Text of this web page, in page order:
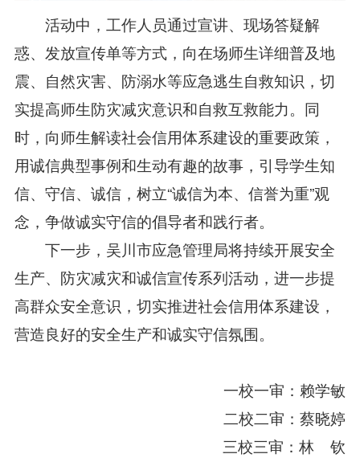
活动中，工作人员通过宣讲、现场答疑解
惑、发放宣传单等方式，向在场师生详细普及地
震、自然灾害、防溺水等应急逃生自救知识，切
实提高师生防灾减灾意识和自救互救能力。同
时，向师生解读社会信用体系建设的重要政策，
用诚信典型事例和生动有趣的故事，引导学生知
信、守信、诚信，树立“诚信为本、信誉为重”观
念，争做诚实守信的倡导者和践行者。
下一步，吴川市应急管理局将持续开展安全
生产、防灾减灾和诚信宣传系列活动，进一步提
高群众安全意识，切实推进社会信用体系建设，
营造良好的安全生产和诚实守信氛围。
一校一审：赖学敏
二校二审：蔡晓婷
三校三审：林 钦